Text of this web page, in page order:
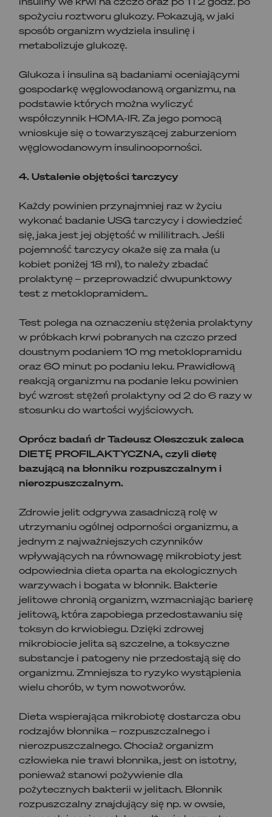
spożyciu roztworu glukozy. Pokazują, w jaki
sposób organizm wydziela insulinę i
metabolizuje glukozę.
Glukoza i insulina są badaniami oceniającymi
gospodarkę węglowodanową organizmu, na
podstawie których można wyliczyć
współczynnik HOMA-IR. Za jego pomocą
wnioskuje się o towarzyszącej zaburzeniom
węglowodanowym insulinooporności.
4. Ustalenie objętości tarczycy
Każdy powinien przynajmniej raz w życiu
wykonać badanie USG tarczycy i dowiedzieć
się, jaka jest jej objętość w mililitrach. Jeśli
pojemność tarczycy okaże się za mała (u
kobiet poniżej 18 ml), to należy zbadać
prolaktynę – przeprowadzić dwupunktowy
test z metoklopramidem..
Test polega na oznaczeniu stężenia prolaktyny
w próbkach krwi pobranych na czczo przed
doustnym podaniem 10 mg metoklopramidu
oraz 60 minut po podaniu leku. Prawidłową
reakcją organizmu na podanie leku powinien
być wzrost stężeń prolaktyny od 2 do 6 razy w
stosunku do wartości wyjściowych.
Oprócz badań dr Tadeusz Oleszczuk zaleca
DIETĘ PROFILAKTYCZNA, czyli dietę
bazującą na błonniku rozpuszczalnym i
nierozpuszczalnym.
Zdrowie jelit odgrywa zasadniczą rolę w
utrzymaniu ogólnej odporności organizmu, a
jednym z najważniejszych czynników
wpływających na równowagę mikrobioty jest
odpowiednia dieta oparta na ekologicznych
warzywach i bogata w błonnik. Bakterie
jelitowe chronią organizm, wzmacniając barierę
jelitową, która zapobiega przedostawaniu się
toksyn do krwiobiegu. Dzięki zdrowej
mikrobiocie jelita są szczelne, a toksyczne
substancje i patogeny nie przedostają się do
organizmu. Zmniejsza to ryzyko wystąpienia
wielu chorób, w tym nowotworów.
Dieta wspierająca mikrobiotę dostarcza obu
rodzajów błonnika – rozpuszczalnego i
nierozpuszczalnego. Chociaż organizm
człowieka nie trawi błonnika, jest on istotny,
ponieważ stanowi pożywienie dla
pożytecznych bakterii w jelitach. Błonnik
rozpuszczalny znajdujący się np. w owsie,